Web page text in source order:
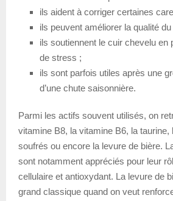
ils aident à corriger certaines
ils peuvent améliorer la qualité
ils soutiennent le cuir chevelu en
de stress ;
ils sont parfois utiles après une
d’une chute saisonnière.
Parmi les actifs souvent utilisés, on
vitamine B8, la vitamine B6, la
soufrés ou encore la levure de bière.
sont notamment appréciés pour leur
cellulaire et antioxydant. La levure de
grand classique quand on veut